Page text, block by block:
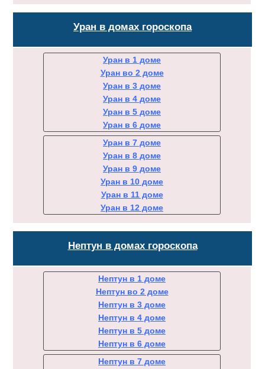
Уран в домах гороскопа
Уран в 1 доме
Уран во 2 доме
Уран в 3 доме
Уран в 4 доме
Уран в 5 доме
Уран в 6 доме
Уран в 7 доме
Уран в 8 доме
Уран в 9 доме
Уран в 10 доме
Уран в 11 доме
Уран в 12 доме
Нептун в домах гороскопа
Нептун в 1 доме
Нептун во 2 доме
Нептун в 3 доме
Нептун в 4 доме
Нептун в 5 доме
Нептун в 6 доме
Нептун в 7 доме